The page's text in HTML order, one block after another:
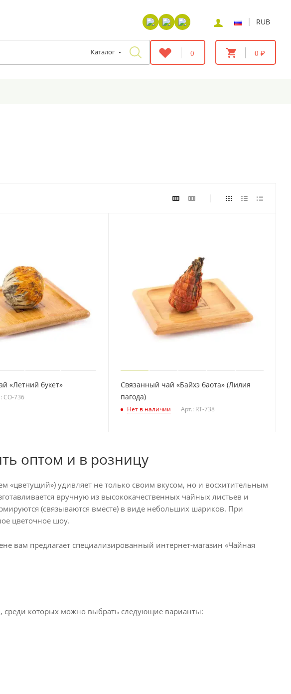
| RUB
Каталог 0 0 ₽
«Летний букет»
CO-736
Связанный чай «Байхэ баота» (Лилия
пагода)
Нет в наличии Арт.: RT-738
оптом и в розницу
«цветущий») удивляет не только своим вкусом, но и восхитительным
вручную из высококачественных чайных листьев и
(связываются вместе) в виде небольших шариков. При
цветочное шоу.
вам предлагает специализированный интернет-магазин «Чайная
среди которых можно выбрать следующие варианты: